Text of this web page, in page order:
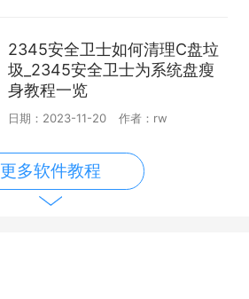
2345安全卫士如何清理C盘垃
圾_2345安全卫士为系统盘瘦
身教程一览
日期：2023-11-20 作者：rw
更多软件教程